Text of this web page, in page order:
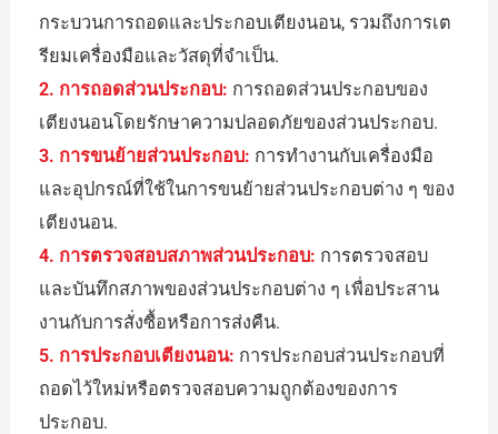
กระบวนการถอดและประกอบเตียงนอน, รวมถึงการเต
รียมเครื่องมือและวัสดุที่จำเป็น.
2. การถอดส่วนประกอบ: การถอดส่วนประกอบของ
เตียงนอนโดยรักษาความปลอดภัยของส่วนประกอบ.
3. การขนย้ายส่วนประกอบ: การทำงานกับเครื่องมือ
และอุปกรณ์ที่ใช้ในการขนย้ายส่วนประกอบต่าง ๆ ของ
เตียงนอน.
4. การตรวจสอบสภาพส่วนประกอบ: การตรวจสอบ
และบันทึกสภาพของส่วนประกอบต่าง ๆ เพื่อประสาน
งานกับการสั่งซื้อหรือการส่งคืน.
5. การประกอบเตียงนอน: การประกอบส่วนประกอบที่
ถอดไว้ใหม่หรือตรวจสอบความถูกต้องของการ
ประกอบ.